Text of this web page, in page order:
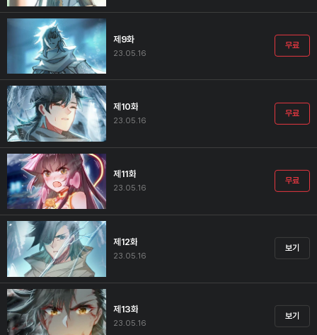
제9화
23.05.16
무료
제10화
23.05.16
무료
제11화
23.05.16
무료
제12화
23.05.16
보기
제13화
23.05.16
보기